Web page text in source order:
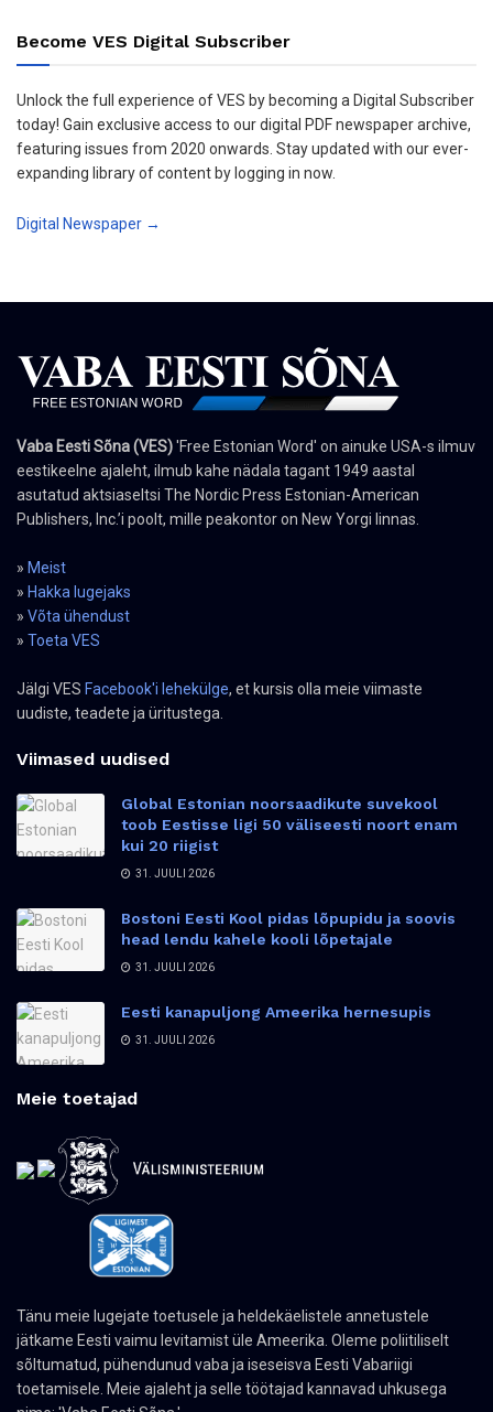
Become VES Digital Subscriber
Unlock the full experience of VES by becoming a Digital Subscriber
today! Gain exclusive access to our digital PDF newspaper archive,
featuring issues from 2020 onwards. Stay updated with our ever-
expanding library of content by logging in now.
Digital Newspaper →
Vaba Eesti Sõna (VES)'Free Estonian Word' on ainuke USA-s ilmuv
eestikeelne ajaleht, ilmub kahe nädala tagant 1949 aastal
asutatud aktsiaseltsi The Nordic Press Estonian-American
Publishers, Inc.’i poolt, mille peakontor on New Yorgi linnas.
» Meist
» Hakka lugejaks
» Võta ühendust
» Toeta VES
Jälgi VES Facebook'i lehekülge, et kursis olla meie viimaste
uudiste, teadete ja üritustega.
Viimased uudised
Global Estonian noorsaadikute suvekool
toob Eestisse ligi 50 väliseesti noort enam
kui 20 riigist
31. JUULI 2026
Bostoni Eesti Kool pidas lõpupidu ja soovis
head lendu kahele kooli lõpetajale
31. JUULI 2026
Eesti kanapuljong Ameerika hernesupis
31. JUULI 2026
Meie toetajad
Tänu meie lugejate toetusele ja heldekäelistele annetustele
jätkame Eesti vaimu levitamist üle Ameerika. Oleme poliitiliselt
sõltumatud, pühendunud vaba ja iseseisva Eesti Vabariigi
toetamisele. Meie ajaleht ja selle töötajad kannavad uhkusega